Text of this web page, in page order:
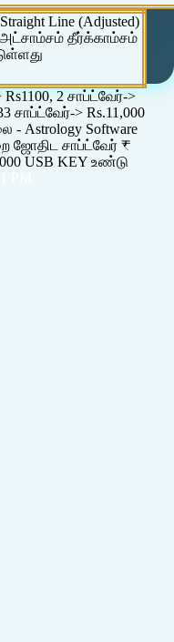
Line (Adjusted)
அட்சாம்சம் தீர்க்காம்சம்
2 சாப்ட்வேர்->
சாப்ட்வேர்-> Rs.11,000
- Astrology Software
ஜோதிட சாப்ட்வேர் ₹
USB KEY உண்டு